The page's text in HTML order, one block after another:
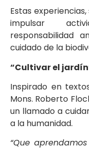
Estas
impulsar
responsabilidad
cuidado de la
“Cultivar el
Inspirado en
Mons. Roberto
un llamado a
a la humanidad.
“Que